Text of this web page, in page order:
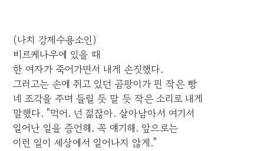
(나치 강제수용소인)
비르케나우에 있을 때
한 여자가 죽어가면서 내게 손짓했다.
그러고는 손에 쥐고 있던 곰팡이가 핀 작은 빵
네 조각을 주며 들릴 듯 말 듯 작은 소리로 내게
말했다. "먹어. 넌 젊잖아. 살아남아서 여기서
일어난 일을 증언해. 꼭 얘기해. 앞으로는
이런 일이 세상에서 일어나지 않게."